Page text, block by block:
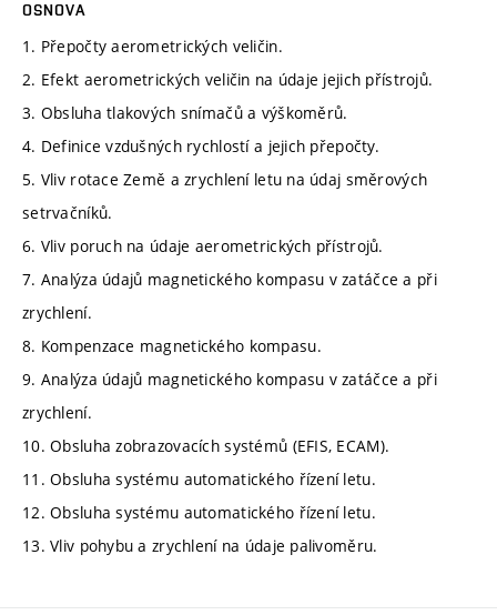
OSNOVA
1. Přepočty aerometrických veličin.
2. Efekt aerometrických veličin na údaje jejich přístrojů.
3. Obsluha tlakových snímačů a výškoměrů.
4. Definice vzdušných rychlostí a jejich přepočty.
5. Vliv rotace Země a zrychlení letu na údaj směrových
setrvačníků.
6. Vliv poruch na údaje aerometrických přístrojů.
7. Analýza údajů magnetického kompasu v zatáčce a při
zrychlení.
8. Kompenzace magnetického kompasu.
9. Analýza údajů magnetického kompasu v zatáčce a při
zrychlení.
10. Obsluha zobrazovacích systémů (EFIS, ECAM).
11. Obsluha systému automatického řízení letu.
12. Obsluha systému automatického řízení letu.
13. Vliv pohybu a zrychlení na údaje palivoměru.